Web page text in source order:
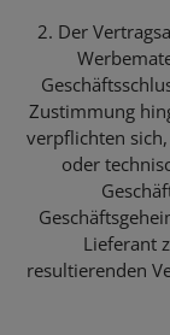
2. Der
Zustimmung
verpflichten
oder
Lieferant
resultierenden